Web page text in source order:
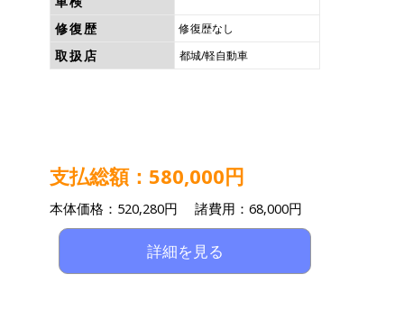
修復歴
修復歴なし
取扱店 都城/軽自動車
支払総額：580,000円
本体価格：520,280円 諸費用：68,000円
詳細を見る